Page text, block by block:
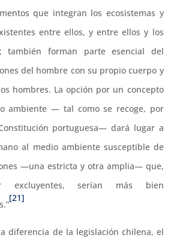
que integran los ecosistemas y
entre ellos, y entre ellos y los
también forman parte esencial del
del hombre con su propio cuerpo y
hombres. La opción por un concepto
ambiente — tal como se recoge, por
portuguesa— dará lugar a
al medio ambiente susceptible de
—una estricta y otra amplia— que,
serían más bien
[21]
diferencia de la legislación chilena, el